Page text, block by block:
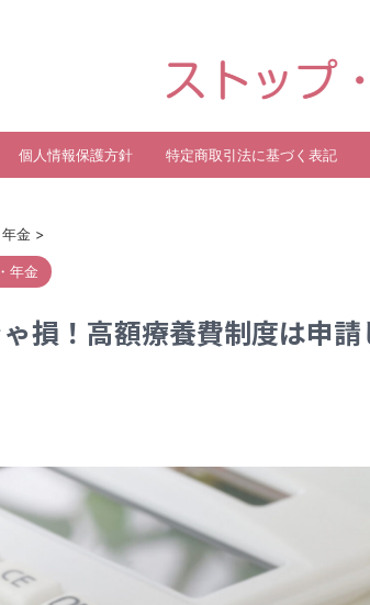
個人情報保護方針 特定商取引法に基づく表記
金 >
年金
ゃ損！高額療養費制度は申